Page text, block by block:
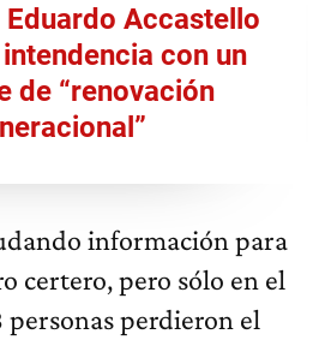
Accastello
con un
de “renovación
información para
certero, pero sólo en el
personas perdieron el